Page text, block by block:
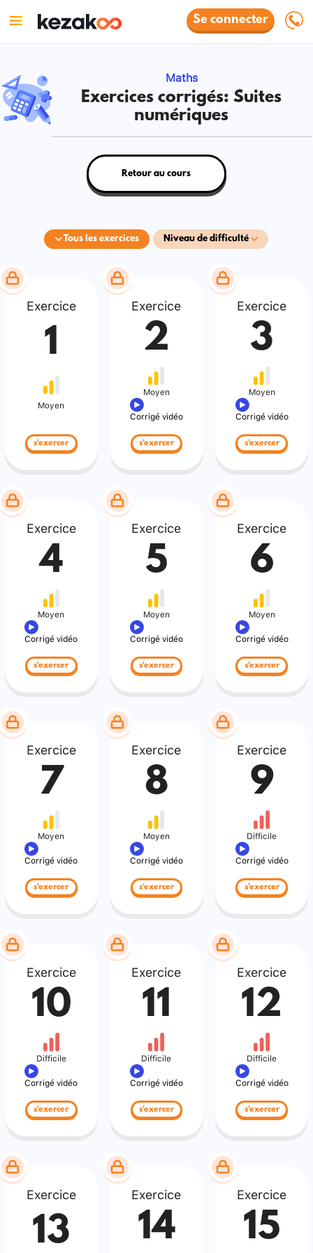
Se connecter
Maths
Exercices corrigés: Suites
numériques
Tous les exercices Niveau de difficulté
Retour au cours
Exercice
1
Moyen
s'exercer
Exercice
2
Moyen
Corrigé vidéo
s'exercer
Exercice
3
Moyen
Corrigé vidéo
s'exercer
Exercice
4
Moyen
Corrigé vidéo
s'exercer
Exercice
5
Moyen
Corrigé vidéo
s'exercer
Exercice
6
Moyen
Corrigé vidéo
s'exercer
Exercice
7
Moyen
Corrigé vidéo
s'exercer
Exercice
8
Moyen
Corrigé vidéo
s'exercer
Exercice
9
Difficile
Corrigé vidéo
s'exercer
Exercice
10
Difficile
Corrigé vidéo
s'exercer
Exercice
11
Difficile
Corrigé vidéo
s'exercer
Exercice
12
Difficile
Corrigé vidéo
s'exercer
Exercice
13
Exercice
14
Exercice
15